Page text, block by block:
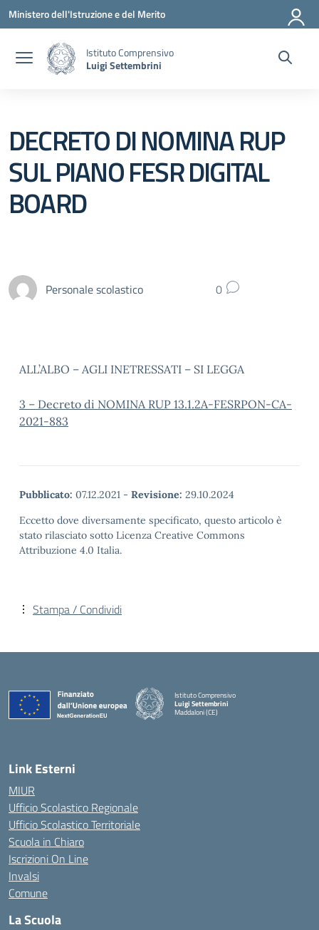
Vai ai contenuti
Vai al menu di navigazione
Vai al footer
Ministero dell'Istruzione e del Merito
Istituto Comprensivo
Luigi Settembrini
DECRETO DI NOMINA RUP
SUL PIANO FESR DIGITAL
BOARD
Personale scolastico 0
ALL’ALBO – AGLI INETRESSATI – SI LEGGA
3 – Decreto di NOMINA RUP 13.1.2A-FESRPON-CA-
2021-883
Pubblicato: 07.12.2021 - Revisione: 29.10.2024
Eccetto dove diversamente specificato, questo articolo è
stato rilasciato sotto Licenza Creative Commons
Attribuzione 4.0 Italia.
Stampa / Condividi
Istituto Comprensivo
Luigi Settembrini
Maddaloni (CE)
Link Esterni
MIUR
Ufficio Scolastico Regionale
Ufficio Scolastico Territoriale
Scuola in Chiaro
Iscrizioni On Line
Invalsi
Comune
La Scuola